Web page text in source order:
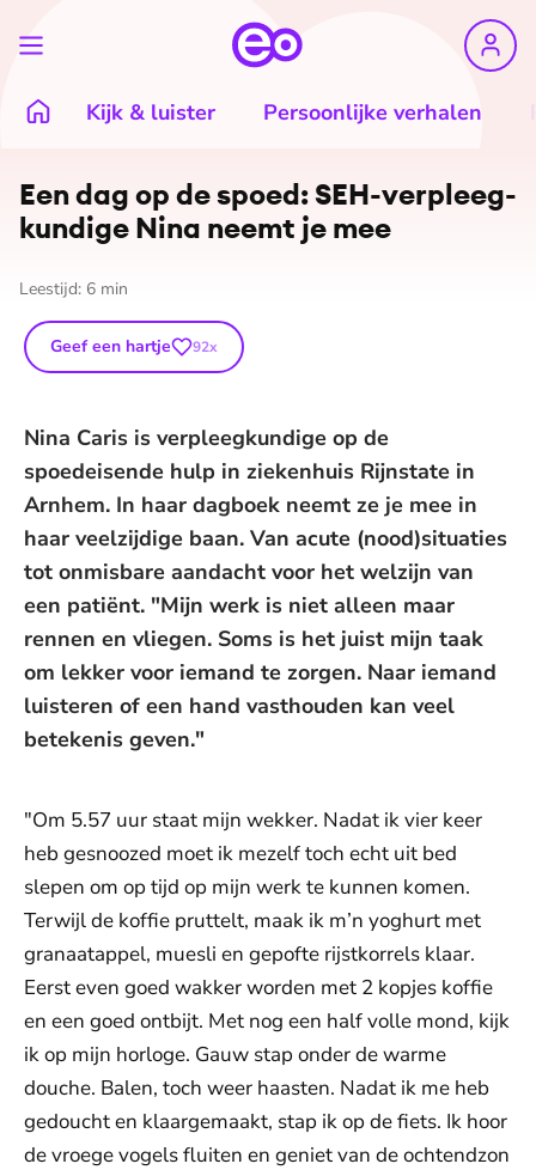
Kijk & luister Persoonlijke verhalen
Een dag op de spoed: SEH-ver­pleeg­
kun­di­ge Nina neemt je mee
Leestijd: 6 min
Geef een hartje 92x
Nina Caris is verpleegkundige op de
spoedeisende hulp in ziekenhuis Rijnstate in
Arnhem. In haar dagboek neemt ze je mee in
haar veelzijdige baan. Van acute (nood)situaties
tot onmisbare aandacht voor het welzijn van
een patiënt. "Mijn werk is niet alleen maar
rennen en vliegen. Soms is het juist mijn taak
om lekker voor iemand te zorgen. Naar iemand
luisteren of een hand vasthouden kan veel
betekenis geven."
"Om 5.57 uur staat mijn wekker. Nadat ik vier keer
heb gesnoozed moet ik mezelf toch echt uit bed
slepen om op tijd op mijn werk te kunnen komen.
Terwijl de koffie pruttelt, maak ik m’n yoghurt met
granaatappel, muesli en gepofte rijstkorrels klaar.
Eerst even goed wakker worden met 2 kopjes koffie
en een goed ontbijt. Met nog een half volle mond, kijk
ik op mijn horloge. Gauw stap onder de warme
douche. Balen, toch weer haasten. Nadat ik me heb
gedoucht en klaargemaakt, stap ik op de fiets. Ik hoor
de vroege vogels fluiten en geniet van de ochtendzon